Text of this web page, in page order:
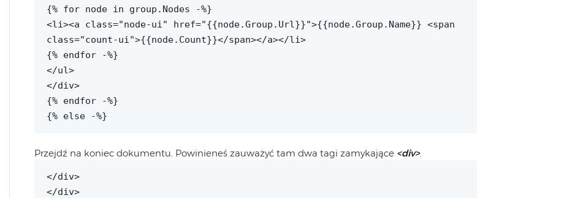
{% for node in group.Nodes -%}
<li><a class="node-ui" href="{{node.Group.Url}}">{{node.Group.Name}} <span
class="count-ui">{{node.Count}}</span></a></li>
{% endfor -%}
</ul>
</div>
{% endfor -%}
{% else -%}
Przejdź na koniec dokumentu. Powinieneś zauważyć tam dwa tagi zamykające <div>.
</div>
</div>